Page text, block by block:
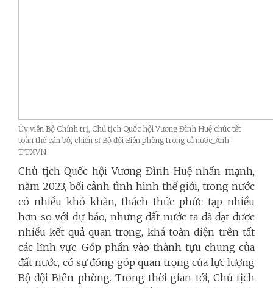
Ủy viên Bộ Chính trị, Chủ tịch Quốc hội Vương Đình Huệ chúc tết
toàn thể cán bộ, chiến sĩ Bộ đội Biên phòng trong cả nước_Ảnh:
TTXVN
Chủ tịch Quốc hội Vương Đình Huệ nhấn mạnh,
năm 2023, bối cảnh tình hình thế giới, trong nước
có nhiều khó khăn, thách thức phức tạp nhiều
hơn so với dự báo, nhưng đất nước ta đã đạt được
nhiều kết quả quan trọng, khá toàn diện trên tất
các lĩnh vực. Góp phần vào thành tựu chung của
đất nước, có sự đóng góp quan trọng của lực lượng
Bộ đội Biên phòng. Trong thời gian tới, Chủ tịch